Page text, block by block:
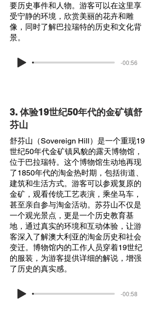
要历史事件和人物。游客可以在这里享
受宁静的环境，欣赏美丽的花卉和雕
像，同时了解巴拉瑞特的历史和文化背
景。
-00:56
3. 体验19世纪50年代的金矿镇舒
芬山
舒芬山（Sovereign Hill）是一个重现19
世纪50年代金矿镇风貌的露天博物馆，
位于巴拉瑞特。这个博物馆生动地再现
了1850年代的淘金热时期，包括街道、
建筑和生活方式。游客可以参观复原的
金矿，观看传统工艺表演，乘坐马车，
甚至亲自参与淘金活动。苏芬山不仅是
一个观光景点，更是一个历史教育基
地，通过真实的环境和互动体验，让游
客深入了解澳大利亚的淘金历史和社会
变迁。博物馆内的工作人员穿着19世纪
的服装，为游客提供详细的解说，增强
了历史的真实感。
-00:58